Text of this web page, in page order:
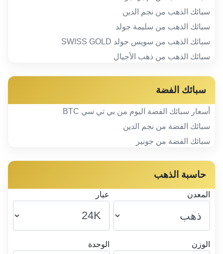
سبائك الذهب من نجم الدين
سبائك الذهب من سليمة جولد
سبائك الذهب من سويس جولد SWISS GOLD
سبائك الذهب من ذهب الأجيال
سبائك الفضة
أسعار سبائك الفضة اليوم من بي تي سي BTC
سبائك الفضة من نجم الدين
سبائك الفضة من جونير
حاسبة الذهب
المعدن عيار
الوزن الوحدة